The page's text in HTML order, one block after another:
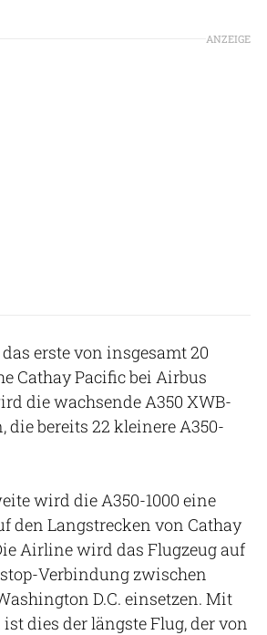
ANZEIGE
erste von insgesamt 20
Cathay Pacific bei Airbus
die wachsende A350 XWB-
die bereits 22 kleinere A350-
wird die A350-1000 eine
den Langstrecken von Cathay
Airline wird das Flugzeug auf
Verbindung zwischen
D.C. einsetzen. Mit
dies der längste Flug, der von